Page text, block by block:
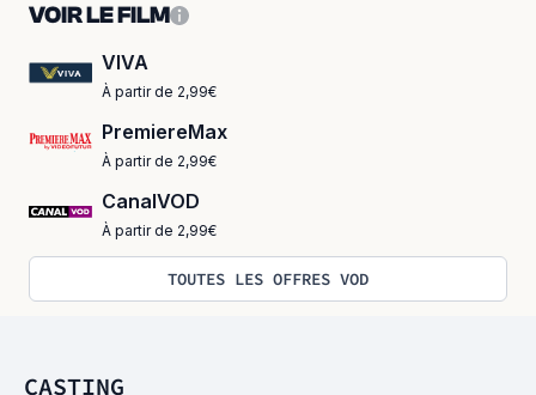
VOIR LE FILM
VIVA
À partir de 2,99€
PremiereMax
À partir de 2,99€
CanalVOD
À partir de 2,99€
TOUTES LES OFFRES VOD
CASTING